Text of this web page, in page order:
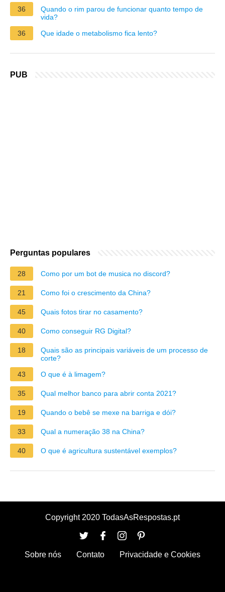
36
Quando o rim parou de funcionar quanto tempo de
vida?
36
Que idade o metabolismo fica lento?
PUB
Perguntas populares
28 Como por um bot de musica no discord?
21 Como foi o crescimento da China?
45 Quais fotos tirar no casamento?
40 Como conseguir RG Digital?
18
Quais são as principais variáveis de um processo de
corte?
43
O que é à limagem?
35 Qual melhor banco para abrir conta 2021?
19 Quando o bebê se mexe na barriga e dói?
33 Qual a numeração 38 na China?
40 O que é agricultura sustentável exemplos?
Copyright 2020 TodasAsRespostas.pt
Sobre nós Contato Privacidade e Cookies